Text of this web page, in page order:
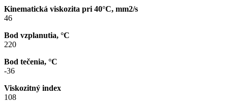
Kinematická viskozita pri 40°C, mm2/s
46
Bod vzplanutia, °C
220
Bod tečenia, °C
-36
Viskozitný index
108